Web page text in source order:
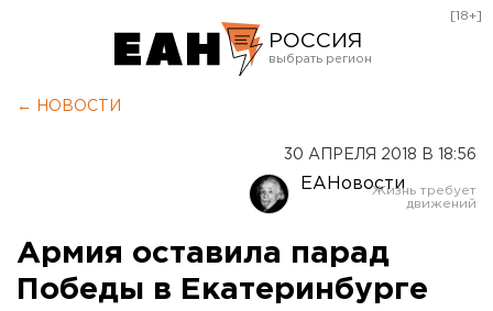
РОССИЯ
Оренбург
[18+]
← НОВОСТИ
30 АПРЕЛЯ 2018 В 18:56
ЕАНовости
Армия оставила парад
Победы в Екатеринбурге